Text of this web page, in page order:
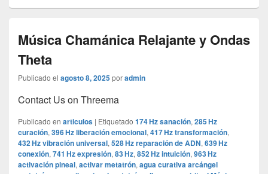
Música Chamánica Relajante y Ondas
Theta
Publicado el agosto 8, 2025poradmin
Contact Us on Threema
Publicado en articulos | Etiquetado 174 Hz sanación, 285 Hz
curación, 396 Hz liberación emocional, 417 Hz transformación,
432 Hz vibración universal, 528 Hz reparación de ADN, 639 Hz
conexión, 741 Hz expresión, 83 Hz, 852 Hz intuición, 963 Hz
activación pineal, activar metatrón, agua curativa arcángel